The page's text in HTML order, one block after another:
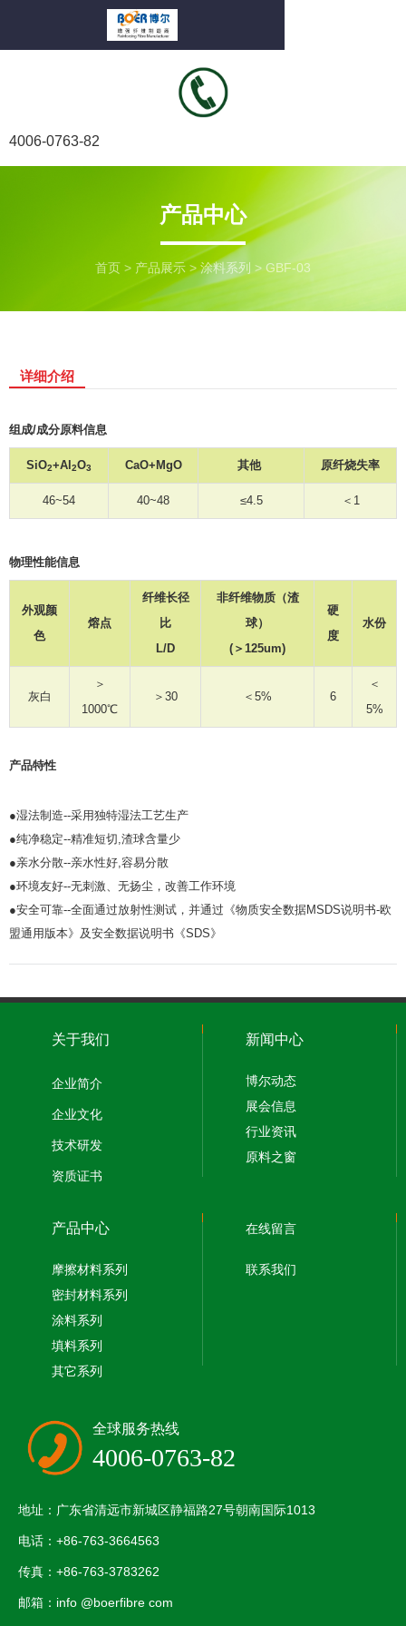
4006-0763-82
产品中心
首页 > 产品展示 >涂料系列 > GBF-03
详细介绍
组成/成分原料信息
SiO2+Al 2O3 CaO+MgO 其他 原纤烧失率
46~54 40~48 ≤4.5 ＜1
物理性能信息
外观颜
色
熔点
纤维长径
比
L/D
非纤维物质（渣
球）
(＞125um)
硬
度
水份
灰白
＞
1000℃
＞30 ＜5% 6
＜
5%
产品特性
●湿法制造--采用独特湿法工艺生产
●纯净稳定--精准短切,渣球含量少
●亲水分散--亲水性好,容易分散
●环境友好--无刺激、无扬尘，改善工作环境
●安全可靠--全面通过放射性测试，并通过《物质安全数据MSDS说明书-欧
盟通用版本》及安全数据说明书《SDS》
关于我们
企业简介
企业文化
技术研发
资质证书
新闻中心
博尔动态
展会信息
行业资讯
原料之窗
产品中心
摩擦材料系列
密封材料系列
涂料系列
填料系列
其它系列
在线留言
联系我们
全球服务热线
4006-0763-82
地址：广东省清远市新城区静福路27号朝南国际1013
电话：+86-763-3664563
传真：+86-763-3783262
邮箱：info @boerfibre com